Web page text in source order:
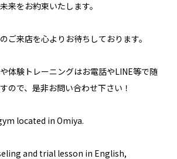
来をお約束いたします。
ご来店を心よりお待ちしております。
体験トレーニングはお電話やLINE等で随
ので、是非お問い合わせ下さい！
located in Omiya.
and trial lesson in English,